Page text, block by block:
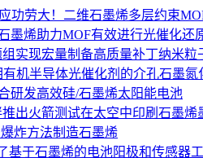
功劳大！二维石墨烯多层约束
墨烯助力MOF有效进行光催化还
实现宏量制备高质量补丁纳米粒
有机半导体光催化剂的介孔石墨氮
研发高效硅/石墨烯太阳能电池
出火箭测试在太空中印刷石墨烯
炸方法制造石墨烯
基于石墨烯的电池阳极和传感器